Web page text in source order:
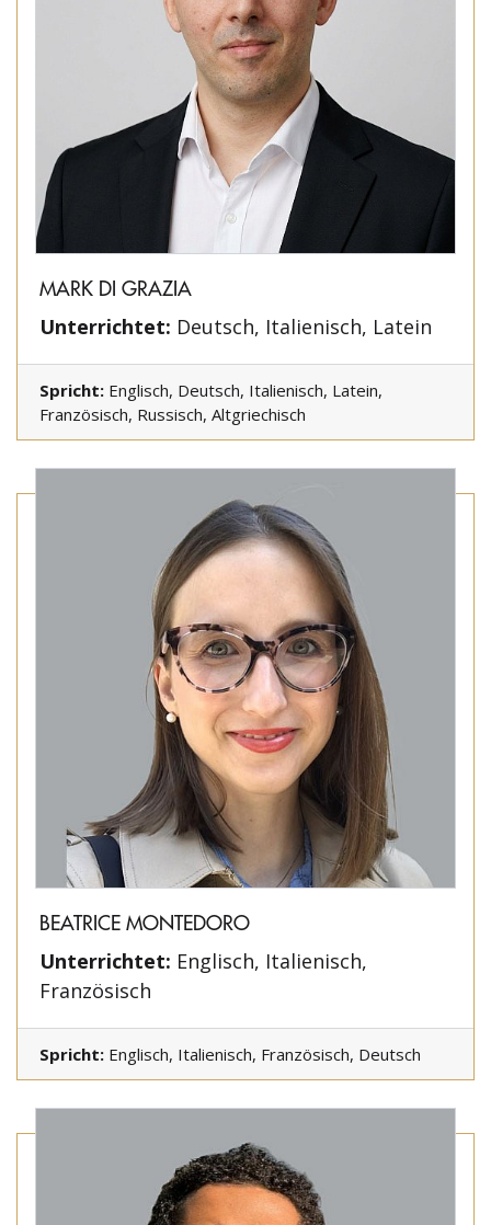
MARK DI GRAZIA
Unterrichtet: Deutsch, Italienisch, Latein
Spricht: Englisch, Deutsch, Italienisch, Latein,
Französisch, Russisch, Altgriechisch
BEATRICE MONTEDORO
Unterrichtet: Englisch, Italienisch,
Französisch
Spricht: Englisch, Italienisch, Französisch, Deutsch